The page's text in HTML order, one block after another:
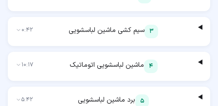
3 سیم کشی ماشین لباسشویی 0:42
4 ماشین لباسشویی اتوماتیک 10:17
5 برد ماشین لباسشویی 5:42